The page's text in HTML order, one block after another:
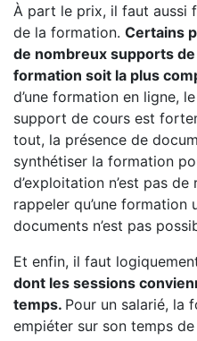
À part le prix, il faut aussi
de la formation. Certains
de nombreux supports
formation soit la plus
d’une formation en ligne,
support de cours est
tout, la présence de
synthétiser la formation
d’exploitation n’est pas
rappeler qu’une formation
documents n’est pas
Et enfin, il faut
dont les sessions
temps. Pour un salarié, la
empiéter sur son temps